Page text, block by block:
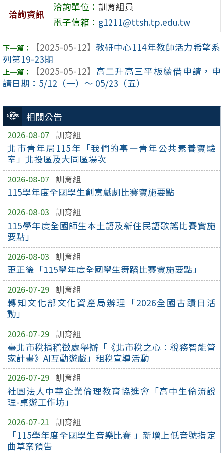
相關公告
2026-08-07 訓育組
北市青年局115年「我們的事—青年公共素養實驗
室」北投區及大同區場次
2026-08-07 訓育組
115學年度全國學生創意戲劇比賽實施要點
2026-08-03 訓育組
115學年度全國師生本土語及新住民語歌謠比賽實施
要點」
2026-08-03 訓育組
更正後「115學年度全國學生舞蹈比賽實施要點」
2026-07-29 訓育組
轉知文化部文化資產局辦理「2026全國古蹟日活
動」
2026-07-29 訓育組
臺北市稅捐稽徵處舉辦「《北市稅之心：稅務智能管
家計畫》AI互動遊戲」租稅宣導活動
2026-07-29 訓育組
社團法人中華企業倫理教育協進會「高中生倫流說
理-桌遊工作坊」
2026-07-21 訓育組
「115學年度全國學生音樂比賽 」新增上低音號指定
曲草案預告
洽詢資訊
洽詢單位： 訓育組員
電子信箱： g1211@ttsh.tp.edu.tw
【2025-05-12】 教研中心114年教師活力希望系
列第19-23期
【2025-05-12】 高二升高三平板續借申請，申
請日期：5/12（一）～ 05/23（五）